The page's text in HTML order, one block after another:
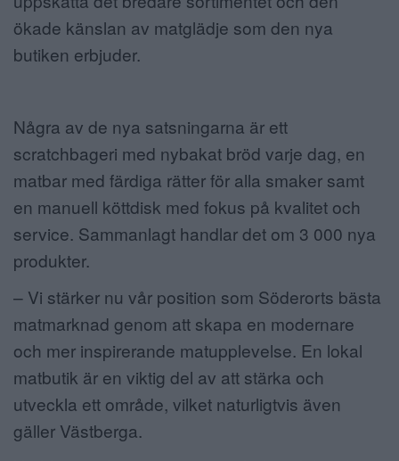
ökade känslan av matglädje som den nya
butiken erbjuder.
Några av de nya satsningarna är ett
scratchbageri med nybakat bröd varje dag, en
matbar med färdiga rätter för alla smaker samt
en manuell köttdisk med fokus på kvalitet och
service. Sammanlagt handlar det om 3 000 nya
produkter.
– Vi stärker nu vår position som Söderorts bästa
matmarknad genom att skapa en modernare
och mer inspirerande matupplevelse. En lokal
matbutik är en viktig del av att stärka och
utveckla ett område, vilket naturligtvis även
gäller Västberga.